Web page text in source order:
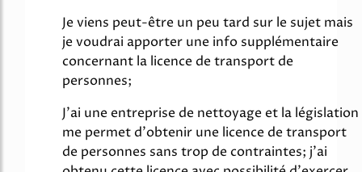
Je viens peut-être un peu tard sur le sujet mais
je voudrai apporter une info supplémentaire
concernant la licence de transport de
personnes;
J'ai une entreprise de nettoyage et la législation
me permet d'obtenir une licence de transport
de personnes sans trop de contraintes; j'ai